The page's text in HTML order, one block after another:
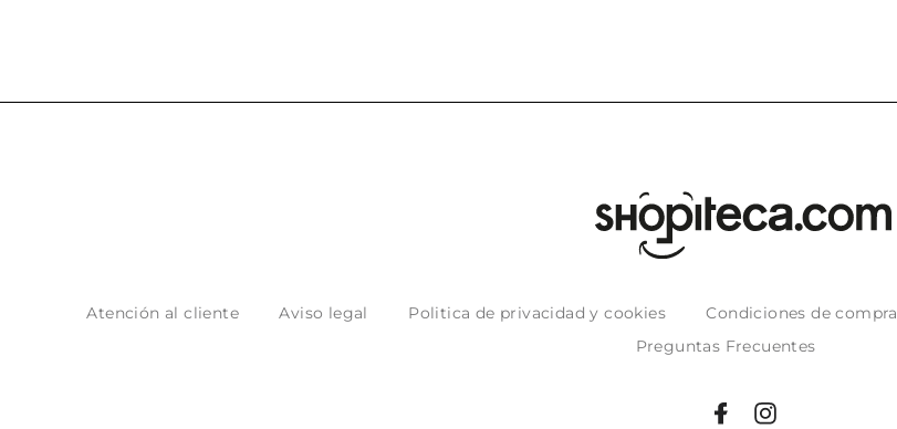
Atención al cliente Aviso legal Politica de privacidad y cookies Condiciones de compra
Preguntas Frecuentes